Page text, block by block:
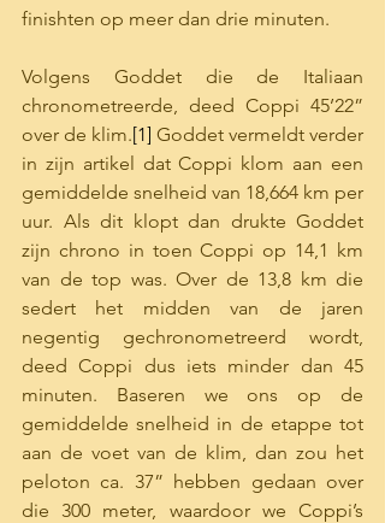
finishten op meer dan drie minuten.
Volgens Goddet die de Italiaan
chronometreerde, deed Coppi 45’22”
over de klim.[1] Goddet vermeldt verder
in zijn artikel dat Coppi klom aan een
gemiddelde snelheid van 18,664 km per
uur. Als dit klopt dan drukte Goddet
zijn chrono in toen Coppi op 14,1 km
van de top was. Over de 13,8 km die
sedert het midden van de jaren
negentig gechronometreerd wordt,
deed Coppi dus iets minder dan 45
minuten. Baseren we ons op de
gemiddelde snelheid in de etappe tot
aan de voet van de klim, dan zou het
peloton ca. 37” hebben gedaan over
die 300 meter, waardoor we Coppi’s